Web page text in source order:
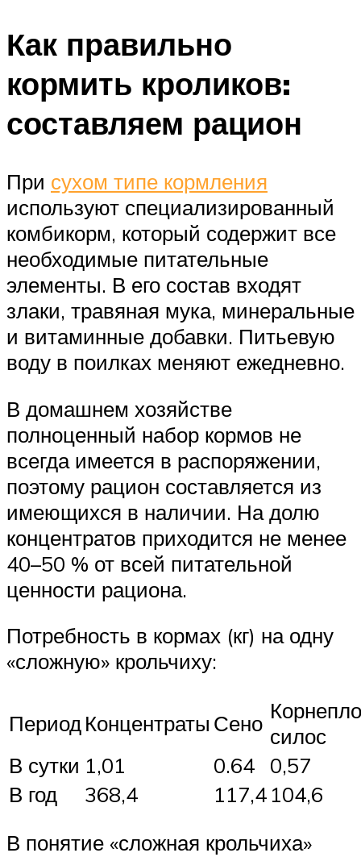
Как правильно
кормить кроликов:
составляем рацион
При сухом типе кормления
используют специализированный
комбикорм, который содержит все
необходимые питательные
элементы. В его состав входят
злаки, травяная мука, минеральные
и витаминные добавки. Питьевую
воду в поилках меняют ежедневно.
В домашнем хозяйстве
полноценный набор кормов не
всегда имеется в распоряжении,
поэтому рацион составляется из
имеющихся в наличии. На долю
концентратов приходится не менее
40–50 % от всей питательной
ценности рациона.
Потребность в кормах (кг) на одну
«сложную» крольчиху:
ПериодКонцентраты Сено силос
В сутки 1,01 0.64
0,57
В год
368,4 117,4 104,6
В понятие «сложная крольчиха»